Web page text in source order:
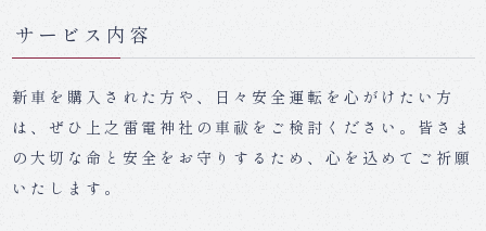
サービス内容
新車を購入された方や、日々安全運転を心がけたい方
は、ぜひ上之雷電神社の車祓をご検討ください。皆さま
の大切な命と安全をお守りするため、心を込めてご祈願
いたします。